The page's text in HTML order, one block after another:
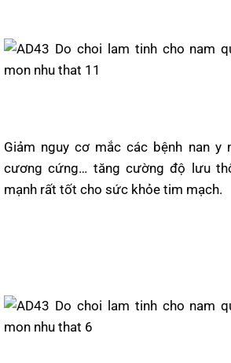
Giảm nguy cơ mắc các bệnh nan y
cương cứng… tăng cường độ lưu
mạnh rất tốt cho sức khỏe tim mạch.